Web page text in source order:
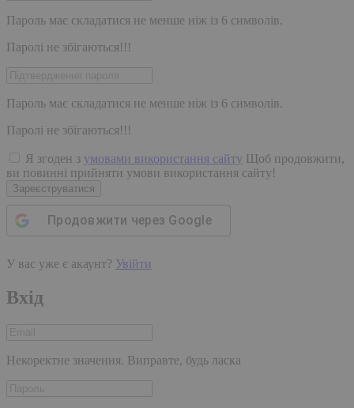
Пароль має складатися не менше ніж із 6 символів.
Паролі не збігаються!!!
Пароль має складатися не менше ніж із 6 символів.
Паролі не збігаються!!!
Я згоден з умовами використання сайту Щоб продовжити,
ви повинні прийняти умови використання сайту!
Зареєструватися
Продовжити через Google
У вас уже є акаунт? Увійти
Вхід
Некоректне значення. Виправте, будь ласка